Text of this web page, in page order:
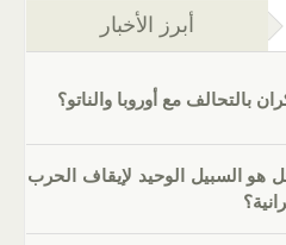
التبويب النشطة)
أبرز الأخبار
بالتحالف مع أوروبا والناتو؟
هو السبيل الوحيد لإيقاف الحرب